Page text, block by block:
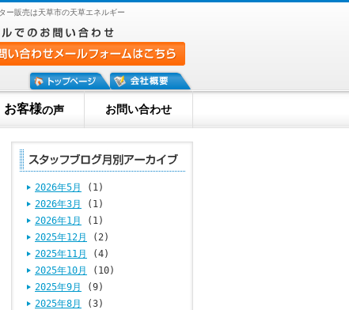
ー販売は天草市の天草エネルギー
お客様の声 お問い合わせ
2026年5月
(1)
2026年3月
(1)
2026年1月
(1)
2025年12月
(2)
2025年11月
(4)
2025年10月
(10)
2025年9月
(9)
2025年8月
(3)